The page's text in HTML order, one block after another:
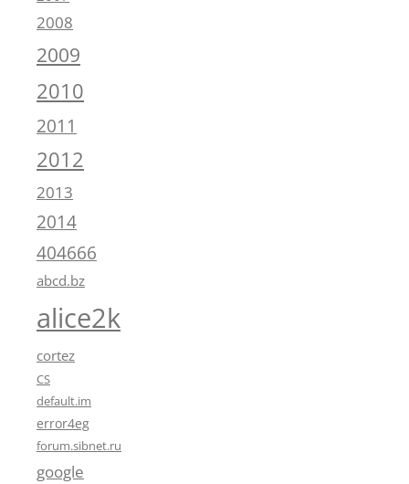
2008
2009
2010
2011
2012
2013
2014
404666
abcd.bz
alice2k
cortez
CS
default.im
error4eg
forum.sibnet.ru
google